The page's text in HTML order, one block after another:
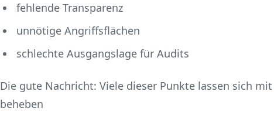
fehlende Transparenz
unnötige Angriffsflächen
schlechte Ausgangslage für Audits
Die gute Nachricht: Viele dieser Punkte lassen sich
beheben